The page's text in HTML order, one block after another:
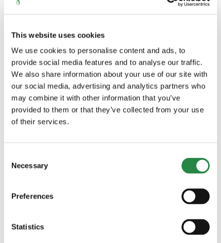
This website uses cookies
We use cookies to personalise content and ads, to
provide social media features and to analyse our traffic.
We also share information about your use of our site with
our social media, advertising and analytics partners who
may combine it with other information that you’ve
provided to them or that they’ve collected from your use
of their services.
Selection
Necessary
Preferences
Statistics
E-post